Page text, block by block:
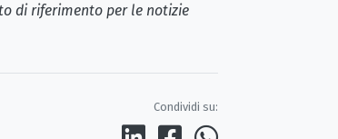
di riferimento per le notizie
Condividi su: